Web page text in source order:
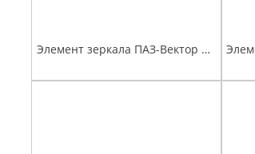
Элемент зеркала ПАЗ-Вектор Next левое (с обогревом) (Астрофизика)